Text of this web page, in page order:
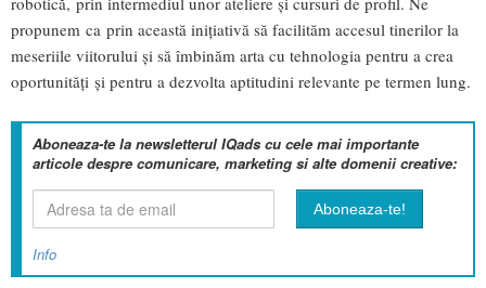
propunem ca prin această inițiativă să facilităm accesul tinerilor la
meseriile viitorului și să îmbinăm arta cu tehnologia pentru a crea
oportunități și pentru a dezvolta aptitudini relevante pe termen lung.
Aboneaza-te la newsletterul IQads cu cele mai importante
articole despre comunicare, marketing si alte domenii creative:
Info